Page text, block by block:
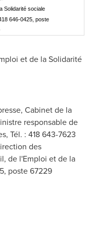
Solidarité sociale
646-0425, poste
et de la Solidarité
Cabinet de la
responsable de
Tél. : 418 643-7623
des
de l'Emploi et de la
poste 67229